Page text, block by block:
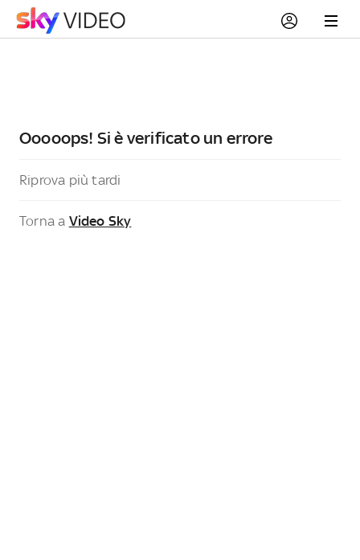
Ooooops! Si è verificato un errore
Riprova più tardi
Torna a Video Sky